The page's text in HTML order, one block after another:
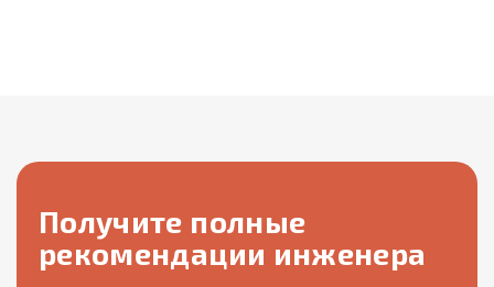
Получите полные
рекомендации инженера